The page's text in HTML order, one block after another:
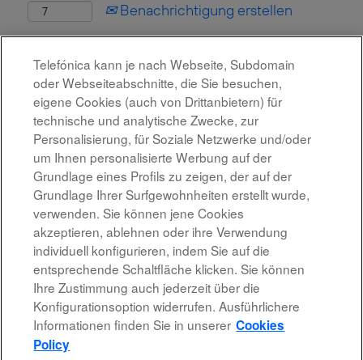
Benachrichtigung erstellen
Rechtshinweis
Barrierefreiheit
Datenschutzrichtlinien
Telefónica kann je nach Webseite, Subdomain
oder Webseiteabschnitte, die Sie besuchen,
eigene Cookies (auch von Drittanbietern) für
technische und analytische Zwecke, zur
Personalisierung, für Soziale Netzwerke und/oder
um Ihnen personalisierte Werbung auf der
Grundlage eines Profils zu zeigen, der auf der
Grundlage Ihrer Surfgewohnheiten erstellt wurde,
verwenden. Sie können jene Cookies
akzeptieren, ablehnen oder ihre Verwendung
individuell konfigurieren, indem Sie auf die
entsprechende Schaltfläche klicken. Sie können
Ihre Zustimmung auch jederzeit über die
Konfigurationsoption widerrufen. Ausführlichere
Informationen finden Sie in unserer Cookies
Policy